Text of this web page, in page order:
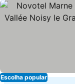
Escolha popular